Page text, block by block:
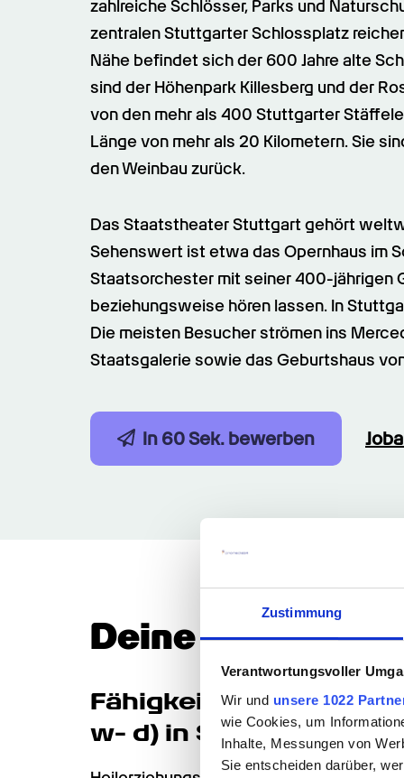
Zustimmung
Verantwortungsvoller
Wir und unsere 1022
wie Cookies, um
Inhalte, Messungen von
Sie entscheiden darüber,
zahlreiche Schlösser, Parks und
zentralen Stuttgarter Schlossplatz
Nähe befindet sich der 600 Jahre alte
sind der Höhenpark Killesberg und der
von den mehr als 400 Stuttgarter
Länge von mehr als 20 Kilometern. Sie
den Weinbau zurück.
Das Staatstheater Stuttgart gehört
Sehenswert ist etwa das Opernhaus im
Staatsorchester mit seiner 400-jährigen
beziehungsweise hören lassen. In
Die meisten Besucher strömen ins
Staatsgalerie sowie das Geburtshaus
In 60 Sek. bewerben
Deine Talente &
Fähigkeiten des
w- d) in Stuttgart